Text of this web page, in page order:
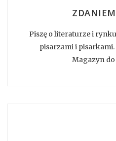
Piszę o literaturze i
pisarzami i
Magazyn